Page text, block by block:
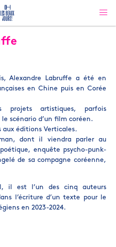
Alexandre Labruffe a été en
en Chine puis en Corée
artistiques, parfois
scénario d’un film coréen.
aux éditions Verticales.
dont il viendra parler au
enquête psycho-punk-
de sa compagne coréenne,
il est l’un des cinq auteurs
l’écriture d’un texte pour le
en 2023-2024.